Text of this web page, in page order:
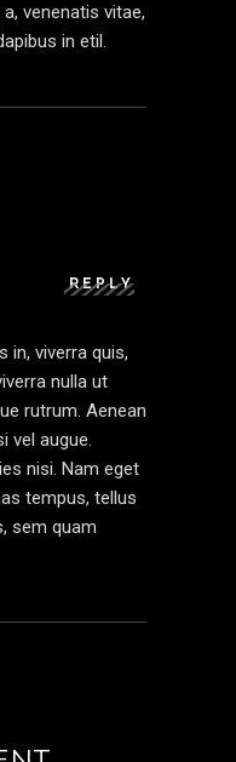
venenatis vitae,
in etil.
REPLY
in, viverra quis,
nulla ut
rutrum. Aenean
vel augue.
nisi. Nam eget
tempus, tellus
sem quam